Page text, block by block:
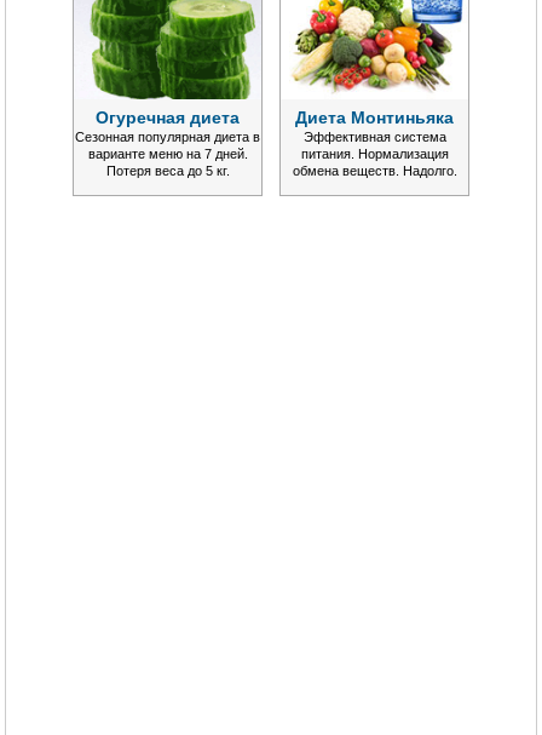
Огуречная диета
Сезонная популярная диета в
варианте меню на 7 дней.
Потеря веса до 5 кг.
Диета Монтиньяка
Эффективная система
питания. Нормализация
обмена веществ. Надолго.